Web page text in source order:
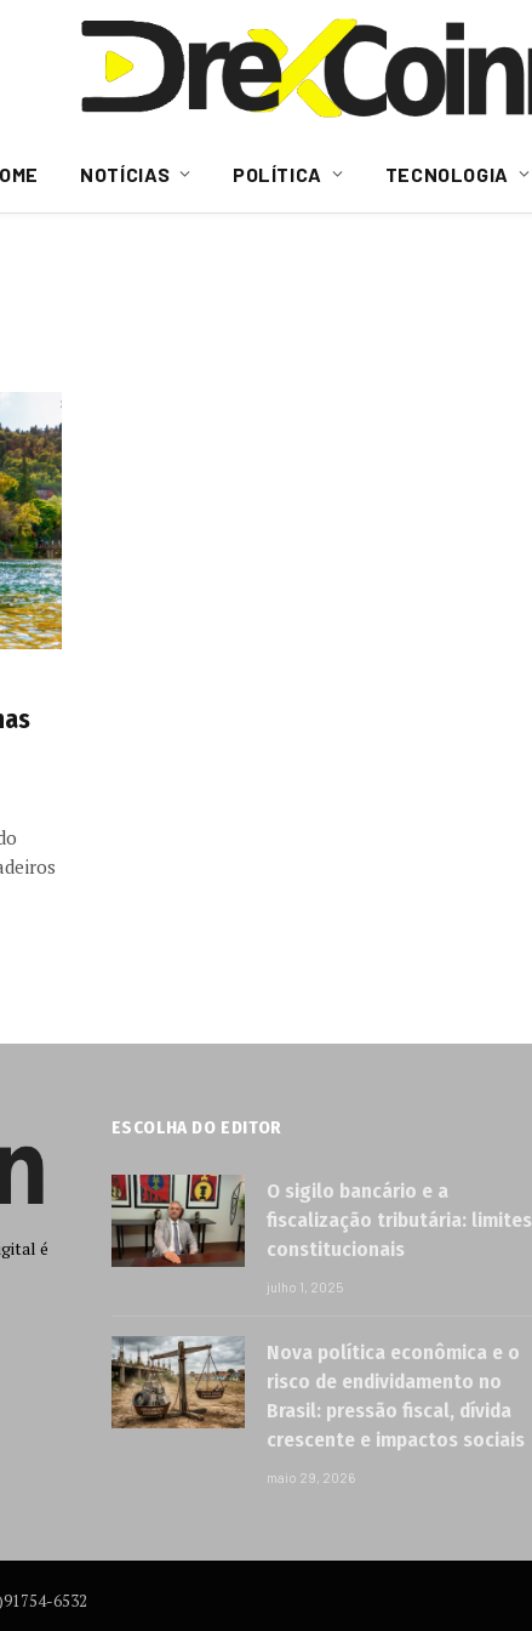
NOTÍCIAS POLÍTICA TECNOLOGIA
é
ESCOLHA DO EDITOR
O sigilo bancário e a
fiscalização tributária: limites
constitucionais
julho 1, 2025
Nova política econômica e o
risco de endividamento no
Brasil: pressão fiscal, dívida
crescente e impactos sociais
maio 29, 2026
6532